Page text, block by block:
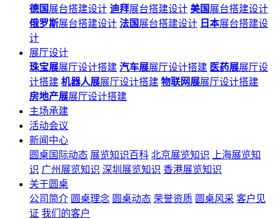
德国 展台搭建设计 迪拜展台搭建设计 美国 展台搭建设计
俄罗斯展台搭建设计 法国 展台搭建设计 日本展台搭建设
计
展厅设计
珠宝展展厅设计搭建 汽车展展厅设计搭建 医药展展厅设
计搭建 机器人展展厅设计搭建 物联网展展厅设计搭建
房地产展展厅设计搭建
主场承建
活动会议
新闻中心
圆桌国际动态 展览知识百科 北京展览知识
上海展览知
识 广州展览知识 深圳展览知识 香港展览知识
关于圆桌
公司简介 圆桌理念 圆桌动态 荣誉资质 圆桌风采 客户见
证 我们的客户